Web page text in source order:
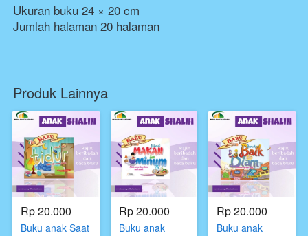
Ukuran buku 24 × 20 cm
Jumlah halaman 20 halaman
Produk Lainnya
Rp 20.000
Buku anak Saat
Rp 20.000
Buku anak
Rp 20.000
Buku anak